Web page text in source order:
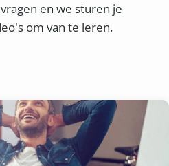
en we sturen je
om van te leren.